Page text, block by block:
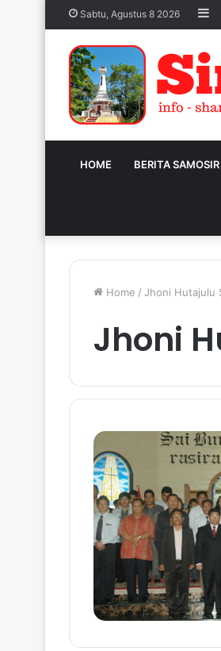
Sabtu, Agustus 8 2026
HOME BERITA SAMOSIR
Home / Jhoni Hutajulu
Jhoni